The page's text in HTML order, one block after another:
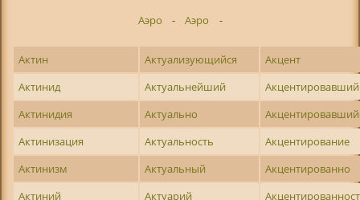
Аэро
- Аэро -
Актин Актуализующийся
Акцент
Актинид
Актуальнейший
Акцентировавший
Актинидия
Актуально
Актинизация
Актуальность
Акцентирование
Актинизм
Актуальный
Акцентированно
Актиний
Актуарий